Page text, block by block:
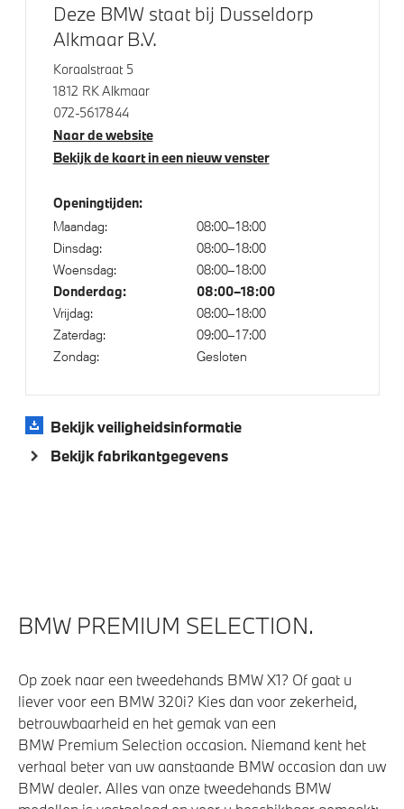
LED achterlichten
LED koplampen
M achterspoiler
Klimaatbeheersing
Elektrische voorzieningen
Achteruitrijcamera
High-beam assistant
Regensensor
Draadloos oplaadstation
Cruise control
Parking Assistant
Comfort Access
Parkeer assistent
Aandrijving en onderstel
Kilometertacho
M Sportonderstel
Sportonderstel
Deze BMW staat bij Dusseldorp
Alkmaar B.V.
Koraalstraat 5
1812 RK Alkmaar
072-5617844
Naar de website
Bekijk de kaart in een nieuw venster
Openingtijden:
Maandag:
08:00–18:00
Dinsdag:
08:00–18:00
Woensdag:
08:00–18:00
Donderdag: 08:00–18:00
Vrijdag:
08:00–18:00
Zaterdag:
09:00–17:00
Zondag:
Gesloten
Bekijk veiligheidsinformatie
Bekijk fabrikantgegevens
BMW PREMIUM SELECTION.
Op zoek naar een tweedehands BMW X1? Of gaat u
liever voor een BMW 320i? Kies dan voor zekerheid,
betrouwbaarheid en het gemak van een
BMW Premium Selection occasion. Niemand kent het
verhaal beter van uw aanstaande BMW occasion dan uw
BMW dealer. Alles van onze tweedehands BMW